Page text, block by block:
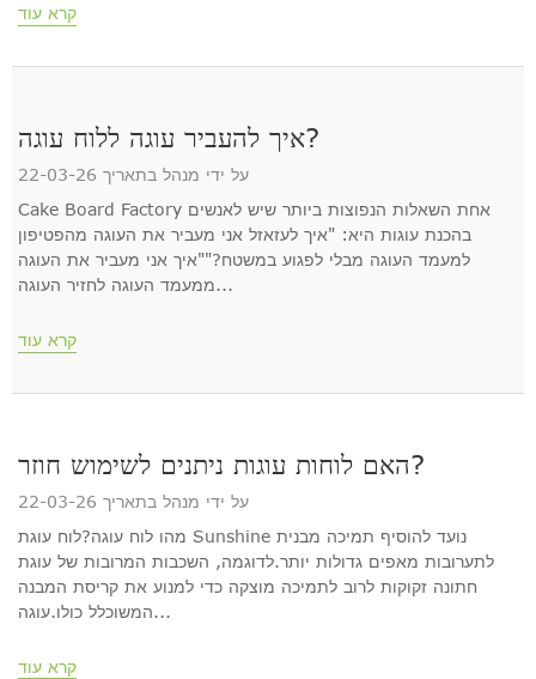
קרא עוד
איך להעביר עוגה ללוח עוגה?
על ידי מנהל בתאריך 22-03-26
Cake Board Factory אחת השאלות הנפוצות ביותר שיש לאנשים
בהכנת עוגות היא: "איך לעזאזל אני מעביר את העוגה מהפטיפון
למעמד העוגה מבלי לפגוע במשטח?""איך אני מעביר את העוגה
ממעמד העוגה לחזיר העוגה...
קרא עוד
האם לוחות עוגות ניתנים לשימוש חוזר?
על ידי מנהל בתאריך 22-03-26
מהו לוח עוגה?לוח עוגת Sunshine נועד להוסיף תמיכה מבנית
לתערובות מאפים גדולות יותר.לדוגמה, השכבות המרובות של עוגת
חתונה זקוקות לרוב לתמיכה מוצקה כדי למנוע את קריסת המבנה
המשוכלל כולו.עוגה...
קרא עוד